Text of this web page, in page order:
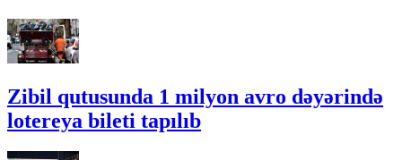
Zibil qutusunda 1 milyon avro dəyərində
lotereya bileti tapılıb